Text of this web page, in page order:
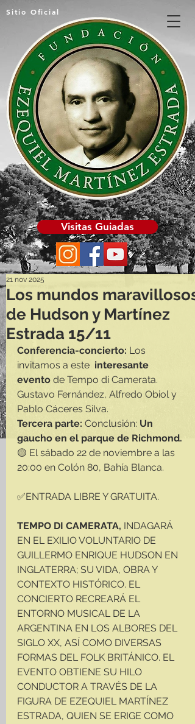
Sitio Oficial
Visitas Guiadas
Los mundos maravillosos
de Hudson y Martínez
Estrada 15/11
21 nov 2025
Conferencia-concierto: Los
invitamos a este interesante
evento de Tempo di Camerata.
Gustavo Fernández, Alfredo Obiol y
Pablo Cáceres Silva.
Tercera parte: Conclusión: Un
gaucho en el parque de Richmond.
🟡 El sábado 22 de noviembre a las
20:00 en Colón 80, Bahía Blanca.
✅ENTRADA LIBRE Y GRATUITA.
TEMPO DI CAMERATA, INDAGARÁ
EN EL EXILIO VOLUNTARIO DE
GUILLERMO ENRIQUE HUDSON EN
INGLATERRA; SU VIDA, OBRA Y
CONTEXTO HISTÓRICO. EL
CONCIERTO RECREARÁ EL
ENTORNO MUSICAL DE LA
ARGENTINA EN LOS ALBORES DEL
SIGLO XX, ASÍ COMO DIVERSAS
FORMAS DEL FOLK BRITÁNICO. EL
EVENTO OBTIENE SU HILO
CONDUCTOR A TRAVÉS DE LA
FIGURA DE EZEQUIEL MARTÍNEZ
ESTRADA, QUIEN SE ERIGE COMO